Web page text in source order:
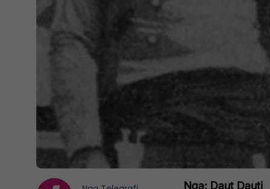
Nga: Daut Dauti